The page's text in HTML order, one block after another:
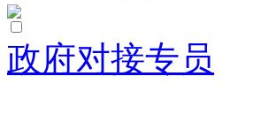
政府对接专员